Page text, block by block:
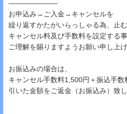
―――――――
お申込み→ご入金→キャンセルを
繰り返すかたがいらっしゃる為、止む
キャンセル料及び手数料を設定する
ご理解を賜りますようお願い申し上げ
お振込みの場合は、
キャンセル手数料1,500円＋振込手数
引いた金額をご返金（お振込み）致し